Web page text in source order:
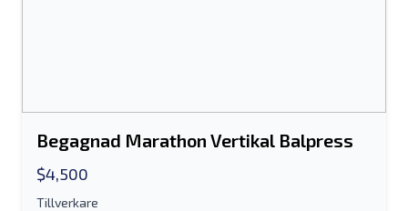
Begagnad Marathon Vertikal Balpress
$4,500
Tillverkare